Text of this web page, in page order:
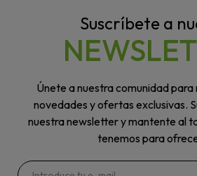
Suscríbete a
Únete a nuestra comunidad para
novedades y ofertas exclusivas.
nuestra newsletter y mantente al
tenemos para